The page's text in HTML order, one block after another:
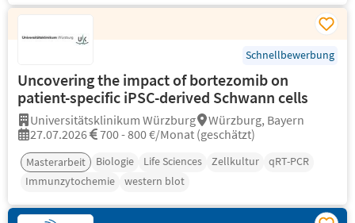
Schnellbewerbung
Uncovering the impact of bortezomib on
patient-specific iPSC-derived Schwann cells
Universitätsklinikum Würzburg
Würzburg, Bayern
27.07.2026
700 - 800 €/Monat (geschätzt)
Masterarbeit Biologie Life Sciences Zellkultur
qRT-PCR
Immunzytochemie
western blot